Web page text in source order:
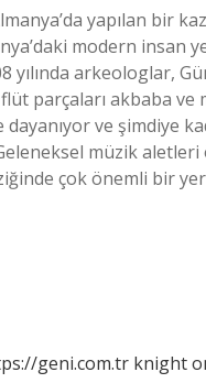
yapılan bir
modern insan
arkeologlar,
parçaları akbaba
ve şimdiye
müzik
çok önemli bir
geni.com.tr knight